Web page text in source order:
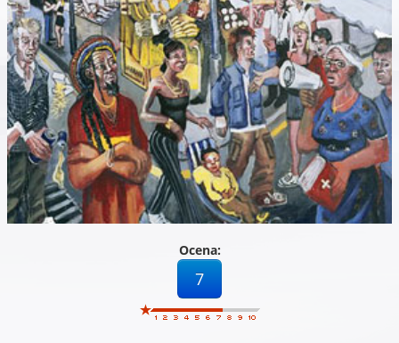
Ocena:
7